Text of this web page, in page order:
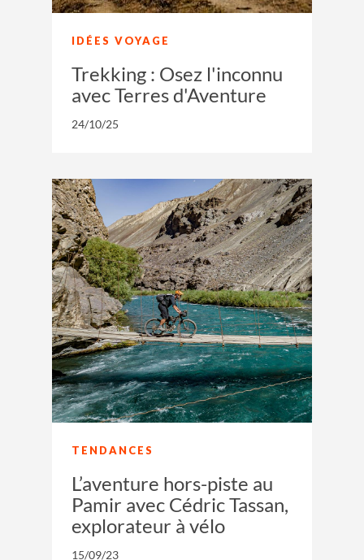
IDÉES VOYAGE
Trekking : Osez l'inconnu
avec Terres d'Aventure
24/10/25
TENDANCES
L’aventure hors-piste au
Pamir avec Cédric Tassan,
explorateur à vélo
15/09/23